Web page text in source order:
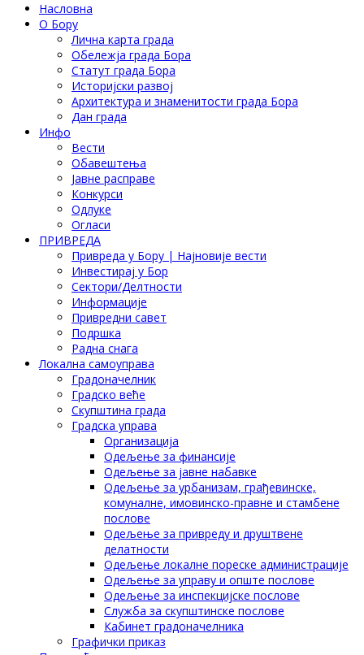
Насловна
О Бору
Лична карта града
Обележја града Бора
Статут града Бора
Историјски развој
Архитектура и знаменитости града Бора
Дан града
Инфо
Вести
Обавештења
Јавне расправе
Конкурси
Одлуке
Огласи
ПРИВРЕДА
Привреда у Бору | Најновије вести
Инвестирај у Бор
Сектори/Делтности
Информације
Привредни савет
Подршка
Радна снага
Локална самоуправа
Градоначелник
Градско веће
Скупштина града
Градска управа
Организација
Одељење за финансије
Одељење за јавне набавке
Одељење за урбанизам, грађевинске,
комуналне, имовинско-правне и стамбене
послове
Одељење за привреду и друштвене
делатности
Одељење локалне пореске администрације
Одељење за управу и опште послове
Одељење за инспекцијске послове
Служба за скупштинске послове
Кабинет градоначелника
Графички приказ